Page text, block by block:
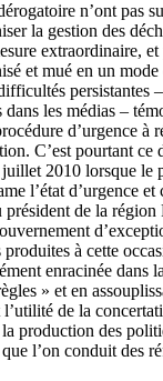
n’ont pas
la gestion des
extraordinaire,
et mué en un
persistantes
les médias –
d’urgence à
C’est pourtant ce
2010 lorsque le
l’état d’urgence et
président de la
à cette
enracinée dans
» et en
de la
production des
l’on conduit des